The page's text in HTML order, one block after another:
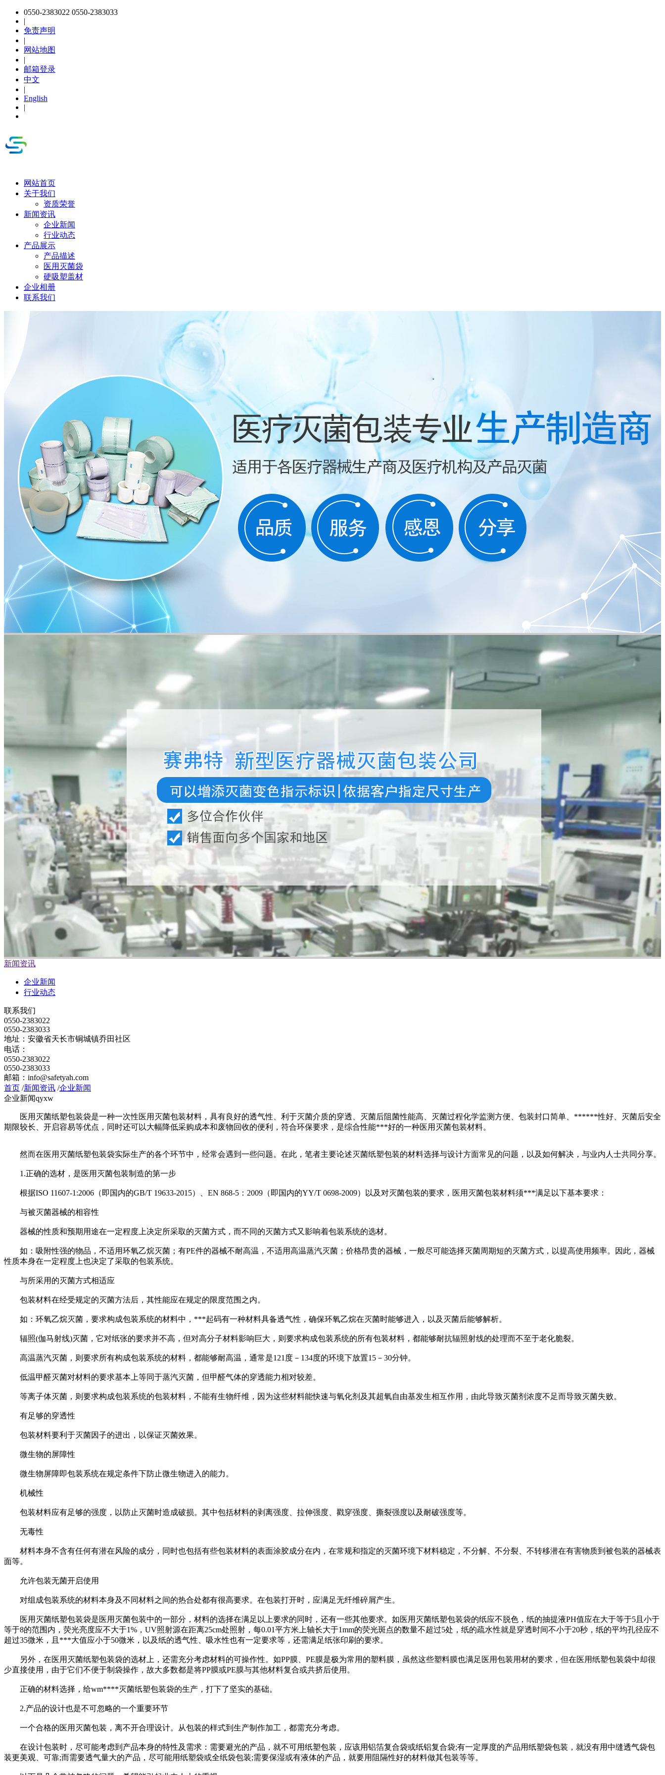
0550-2383022 0550-2383033
|
免责声明
|
网站地图
|
邮箱登录
中文
|
English
|
网站首页
关于我们
资质荣誉
新闻资讯
企业新闻
行业动态
产品展示
产品描述
医用灭菌袋
硬吸塑盖材
企业相册
联系我们
新闻资讯
企业新闻
行业动态
联系我们
0550-2383022
0550-2383033
地址：安徽省天长市铜城镇乔田社区
电话：
0550-2383022
0550-2383033
邮箱：info@safetyah.com
首页 /新闻资讯 /企业新闻
企业新闻qyxw
医用灭菌纸塑包装袋是一种一次性医用灭菌包装材料，具有良好的透气性、利于灭菌介质的穿透、灭菌后阻菌性能高、灭菌过程化学监测方便、包装封口简单、******性好、灭菌后安全
期限较长、开启容易等优点，同时还可以大幅降低采购成本和废物回收的便利，符合环保要求，是综合性能***好的一种医用灭菌包装材料。
然而在医用灭菌纸塑包装袋实际生产的各个环节中，经常会遇到一些问题。在此，笔者主要论述灭菌纸塑包装的材料选择与设计方面常见的问题，以及如何解决，与业内人士共同分享。
1.正确的选材，是医用灭菌包装制造的第一步
根据ISO 11607-1:2006（即国内的GB/T 19633-2015）、EN 868-5：2009（即国内的YY/T 0698-2009）以及对灭菌包装的要求，医用灭菌包装材料须***满足以下基本要求：
与被灭菌器械的相容性
器械的性质和预期用途在一定程度上决定所采取的灭菌方式，而不同的灭菌方式又影响着包装系统的选材。
如：吸附性强的物品，不适用环氧乙烷灭菌；有PE件的器械不耐高温，不适用高温蒸汽灭菌；价格昂贵的器械，一般尽可能选择灭菌周期短的灭菌方式，以提高使用频率。因此，器械
性质本身在一定程度上也决定了采取的包装系统。
与所采用的灭菌方式相适应
包装材料在经受规定的灭菌方法后，其性能应在规定的限度范围之内。
如：环氧乙烷灭菌，要求构成包装系统的材料中，***起码有一种材料具备透气性，确保环氧乙烷在灭菌时能够进入，以及灭菌后能够解析。
辐照(伽马射线)灭菌，它对纸张的要求并不高，但对高分子材料影响巨大，则要求构成包装系统的所有包装材料，都能够耐抗辐照射线的处理而不至于老化脆裂。
高温蒸汽灭菌，则要求所有构成包装系统的材料，都能够耐高温，通常是121度－134度的环境下放置15－30分钟。
低温甲醛灭菌对材料的要求基本上等同于蒸汽灭菌，但甲醛气体的穿透能力相对较差。
等离子体灭菌，则要求构成包装系统的包装材料，不能有生物纤维，因为这些材料能快速与氧化剂及其超氧自由基发生相互作用，由此导致灭菌剂浓度不足而导致灭菌失败。
有足够的穿透性
包装材料要利于灭菌因子的进出，以保证灭菌效果。
微生物的屏障性
微生物屏障即包装系统在规定条件下防止微生物进入的能力。
机械性
包装材料应有足够的强度，以防止灭菌时造成破损。其中包括材料的剥离强度、拉伸强度、戳穿强度、撕裂强度以及耐破强度等。
无毒性
材料本身不含有任何有潜在风险的成分，同时也包括有些包装材料的表面涂胶成分在内，在常规和指定的灭菌环境下材料稳定，不分解、不分裂、不转移潜在有害物质到被包装的器械表
面等。
允许包装无菌开启使用
对组成包装系统的材料本身及不同材料之间的热合处都有很高要求。在包装打开时，应满足无纤维碎屑产生。
医用灭菌纸塑包装袋是医用灭菌包装中的一部分，材料的选择在满足以上要求的同时，还有一些其他要求。如医用灭菌纸塑包装袋的纸应不脱色，纸的抽提液PH值应在大于等于5且小于
等于8的范围内，荧光亮度应不大于1%，UV照射源在距离25cm处照射，每0.01平方米上轴长大于1mm的荧光斑点的数量不超过5处，纸的疏水性就是穿透时间不小于20秒，纸的平均孔径应不
超过35微米，且***大值应小于50微米，以及纸的透气性、吸水性也有一定要求等，还需满足纸张印刷的要求。
另外，在医用灭菌纸塑包装袋的选材上，还需充分考虑材料的可操作性。如PP膜、PE膜是极为常用的塑料膜，虽然这些塑料膜也满足医用包装用材的要求，但在医用纸塑包装袋中却很
少直接使用，由于它们不便于制袋操作，故大多数都是将PP膜或PE膜与其他材料复合或共挤后使用。
正确的材料选择，给wm****灭菌纸塑包装袋的生产，打下了坚实的基础。
2.产品的设计也是不可忽略的一个重要环节
一个合格的医用灭菌包装，离不开合理设计。从包装的样式到生产制作加工，都需充分考虑。
在设计包装时，尽可能考虑到产品本身的特性及需求：需要避光的产品，就不可用纸塑包装，应该用铝箔复合袋或纸铝复合袋;有一定厚度的产品用纸塑袋包装，就没有用中缝透气袋包
装更美观、可靠;而需要透气量大的产品，尽可能用纸塑袋或全纸袋包装;需要保湿或有液体的产品，就要用阻隔性好的材料做其包装等等。